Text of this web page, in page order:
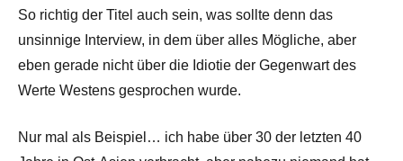
So richtig der Titel auch sein, was sollte denn das
unsinnige Interview, in dem über alles Mögliche, aber
eben gerade nicht über die Idiotie der Gegenwart des
Werte Westens gesprochen wurde.
Nur mal als Beispiel… ich habe über 30 der letzten 40